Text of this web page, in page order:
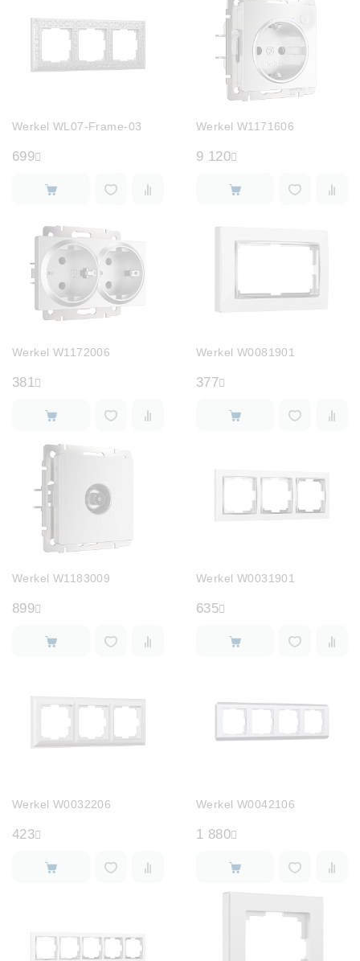
Акции
О нас
Бренды
База знаний
Контакты
Werkel WL07-Frame-03
699
Werkel W1171606
9 120
Werkel W1172006
381
Werkel W0081901
377
Werkel W1183009
899
Werkel W0031901
635
Werkel W0032206
423
Werkel W0042106
1 880